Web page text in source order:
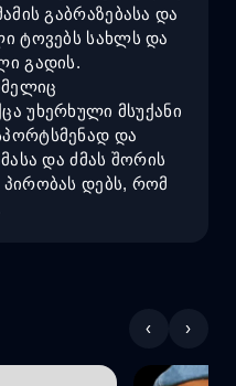
გაბრაზებასა და
ტოვებს სახლს და
გადის.
უხერხული მსუქანი
და
და ძმას შორის
დებს, რომ
‹ ›